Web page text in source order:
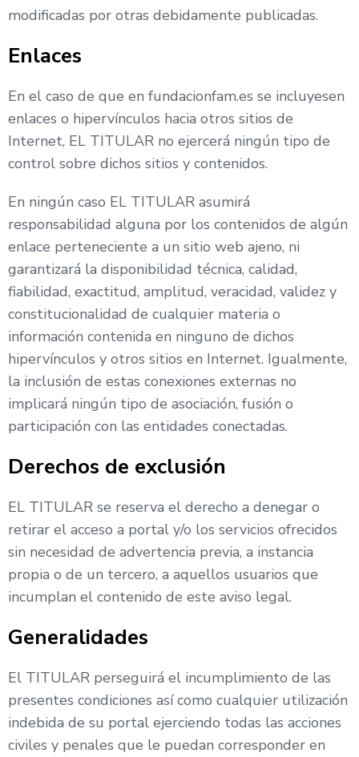
modificadas por otras debidamente publicadas.
Enlaces
En el caso de que en fundacionfam.es se incluyesen
enlaces o hipervínculos hacia otros sitios de
Internet, EL TITULAR no ejercerá ningún tipo de
control sobre dichos sitios y contenidos.
En ningún caso EL TITULAR asumirá
responsabilidad alguna por los contenidos de algún
enlace perteneciente a un sitio web ajeno, ni
garantizará la disponibilidad técnica, calidad,
fiabilidad, exactitud, amplitud, veracidad, validez y
constitucionalidad de cualquier materia o
información contenida en ninguno de dichos
hipervínculos y otros sitios en Internet. Igualmente,
la inclusión de estas conexiones externas no
implicará ningún tipo de asociación, fusión o
participación con las entidades conectadas.
Derechos de exclusión
EL TITULAR se reserva el derecho a denegar o
retirar el acceso a portal y/o los servicios ofrecidos
sin necesidad de advertencia previa, a instancia
propia o de un tercero, a aquellos usuarios que
incumplan el contenido de este aviso legal.
Generalidades
El TITULAR perseguirá el incumplimiento de las
presentes condiciones así como cualquier utilización
indebida de su portal ejerciendo todas las acciones
civiles y penales que le puedan corresponder en